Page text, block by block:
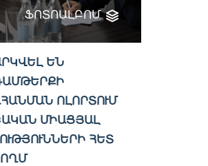
ՖՈՏՈԱԼԲՈՄ
ԵՆ
ՈԼՈՐՏՈՒՄ
ՄԻԱՑՅԱԼ
ՀԵՏ